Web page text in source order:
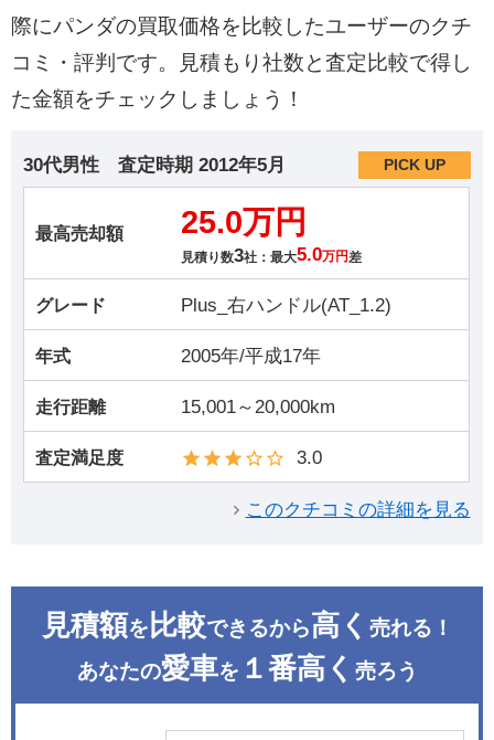
際にパンダの買取価格を比較したユーザーのクチ
コミ・評判です。見積もり社数と査定比較で得し
た金額をチェックしましょう！
30代男性 査定時期 2012年5月 PICK UP
最高売却額 25.0万円
見積り数3社：最大5.0万円 差
グレード Plus_右ハンドル(AT_1.2)
年式 2005年/平成17年
走行距離 15,001～20,000km
査定満足度 3.0
このクチコミの詳細を見る
見積額を 比較できるから高く 売れる！
あなたの愛車を １番高く 売ろう